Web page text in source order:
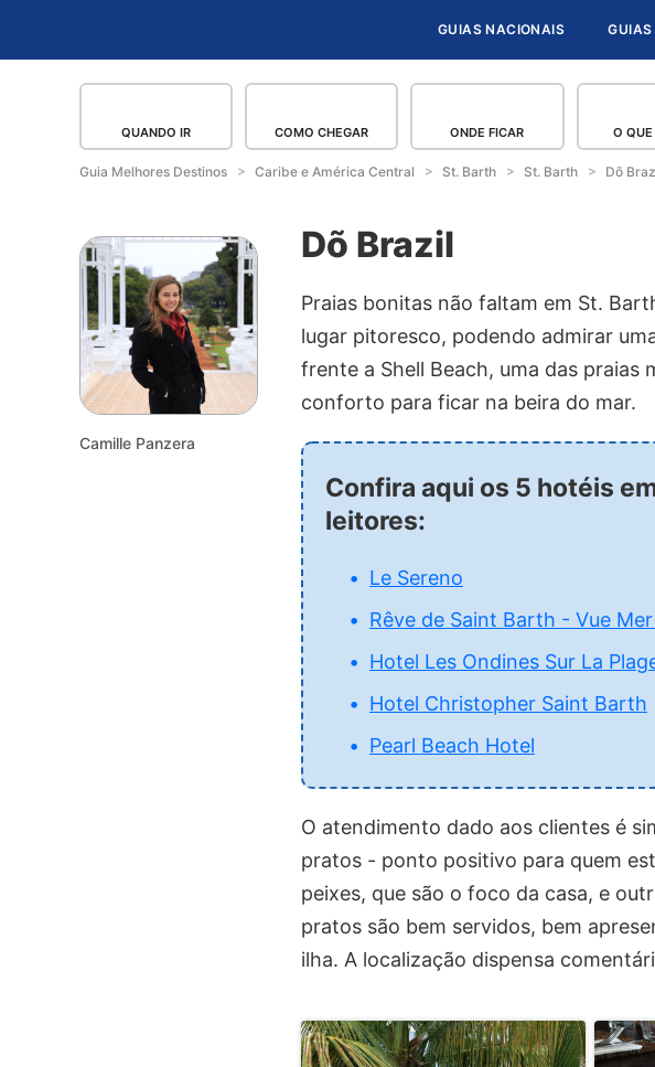
GUIAS NACIONAIS
QUANDO IR COMO CHEGAR ONDE FICAR O QUE
Guia Melhores Destinos Caribe e América Central St. Barth St. Barth Dõ
Camille Panzera
Dõ Brazil
Praias bonitas não faltam em St.
lugar pitoresco, podendo admirar
frente a Shell Beach, uma das praias
conforto para ficar na beira do mar.
Confira aqui os 5 hotéis
leitores:
Le Sereno
Rêve de Saint Barth - Vue
Hotel Les Ondines Sur La
Hotel Christopher Saint Barth
Pearl Beach Hotel
O atendimento dado aos clientes é
pratos - ponto positivo para quem
peixes, que são o foco da casa, e
pratos são bem servidos, bem
ilha. A localização dispensa